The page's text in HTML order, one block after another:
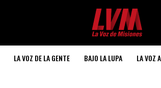
LA VOZ DE LA GENTE BAJO LA LUPA LA VOZ